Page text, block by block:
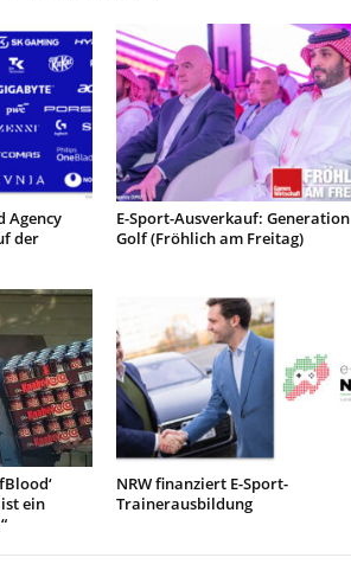
Agency
der
E-Sport-Ausverkauf: Generation
Golf (Fröhlich am Freitag)
ein
NRW finanziert E-Sport-
Trainerausbildung